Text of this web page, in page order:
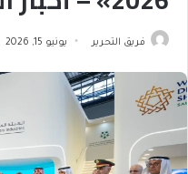
فريق التحرير يونيو 15, 2026